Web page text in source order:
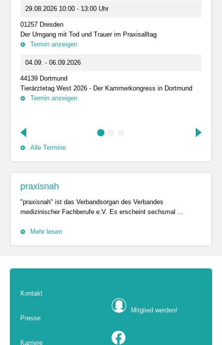
29.08.2026 10:00 - 13:00 Uhr
01257 Dresden
Der Umgang mit Tod und Trauer im Praxisalltag
Termin anzeigen
04.09. - 06.09.2026
44139 Dortmund
Tierärztetag West 2026 - Der Kammerkongress in Dortmund
Termin anzeigen
Alle Termine
praxisnah
"praxisnah" ist das Verbandsorgan des Verbandes
medizinischer Fachberufe e.V. Es erscheint sechsmal ...
Mehr lesen
Kontakt
Presse
Karriere
Mitglied werden!